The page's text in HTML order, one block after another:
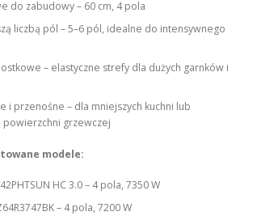
do zabudowy – 60 cm, 4 pola
liczbą pól – 5–6 pól, idealne do intensywnego
– elastyczne strefy dla dużych garnków i
i przenośne – dla mniejszych kuchni lub
grzewczej
modele:
HC 3.0 – 4 pola, 7350 W
– 4 pola, 7200 W